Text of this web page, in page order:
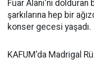
Fuar Alanı'nı
şarkılarına hep bir
konser gecesi yaşadı.
KAFUM'da Madrigal